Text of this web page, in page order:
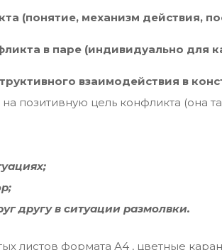
(понятие, механизм действия,
в паре (индивидуально для
взаимодействия в
позитивную цель конфликта (она
другу в ситуации размолвки.
листов формата А4 , цветные